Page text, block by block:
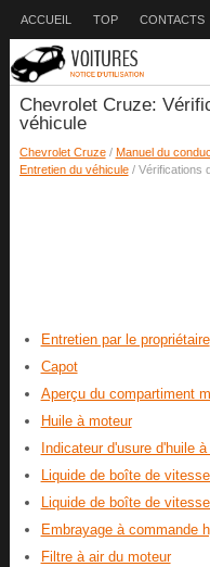
ACCUEIL TOP CONTACTS
Chevrolet Cruze:
véhicule
Chevrolet Cruze/ Manuel du
Entretien du véhicule/ Vérifications
Entretien par le propriétaire
Capot
Aperçu du compartiment
Huile à moteur
Indicateur d'usure d'huile
Liquide de boîte de
Liquide de boîte de
Embrayage à commande
Filtre à air du moteur